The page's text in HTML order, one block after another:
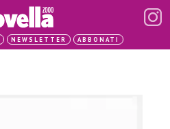
NEWSLETTER ABBONATI